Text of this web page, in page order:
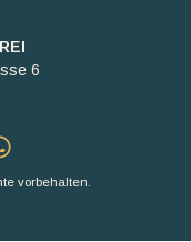
6
vorbehalten.